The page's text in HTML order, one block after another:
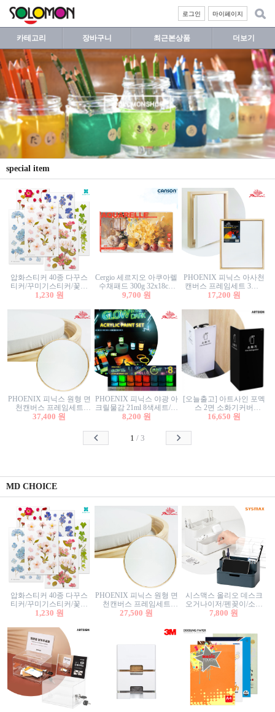
마이페이지
로그인
카테고리 장바구니 최근본상품 더보기
special item
압화스티커 40종 다꾸스
티커/꾸미기스티커/꽃스
티커/압화꽃책갈피/팬시
1,230 원
Cergio 세르지오 아쿠아렐
수채패드 300g 32x18cm
12매 1면제본
9,700 원
PHOENIX 피닉스 아사천
캔버스 프레임세트 3호F
27.3x22cm 캔버스와 올림
17,200 원
PHOENIX 피닉스 원형 면
천캔버스 프레임세트
40cm/원형캔버스/플로팅
37,400 원
PHOENIX 피닉스 야광 아
크릴물감 21ml 8색세트/야
광물감
8,200 원
[오늘출고] 아트사인 포멕
스 2면 소화기커버
1470/1471/소화기커버/소
함/소화기거치대/소화기
16,650 원
1 / 3
MD CHOICE
압화스티커 40종 다꾸스
티커/꾸미기스티커/꽃스
티커/압화꽃책갈피/팬시
1,230 원
PHOENIX 피닉스 원형 면
천캔버스 프레임세트
30cm/원형캔버스/플로팅
27,500 원
시스맥스 올리오 데스크
오거나이저/펜꽂이/소품
꽂이/소품함/정리함/수납
7,800 원